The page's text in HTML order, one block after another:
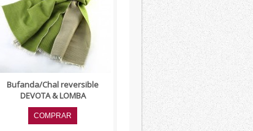
mezcla, color verde liso. Firma
"DEVOTA&LOMBA".
Presentado en funda de ..
Bufanda/Chal reversible
DEVOTA & LOMBA